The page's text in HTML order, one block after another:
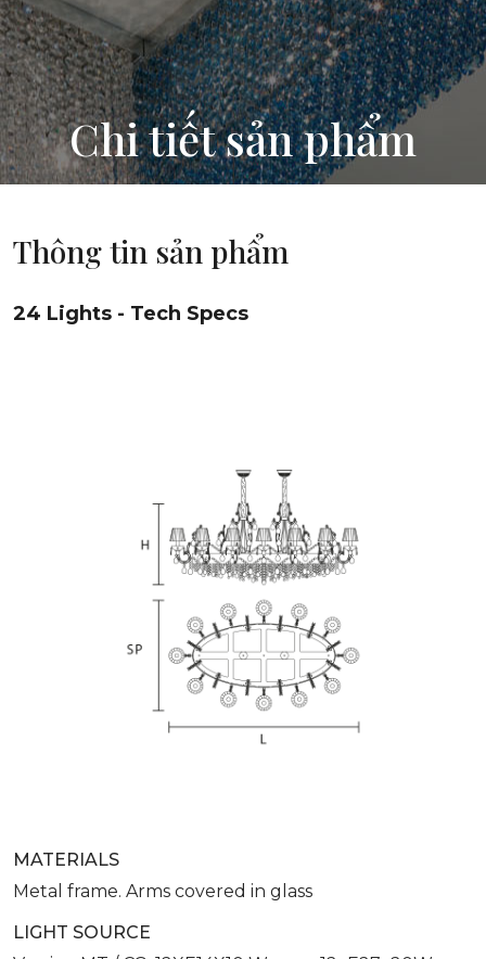
Chi tiết sản phẩm
Thông tin sản phẩm
24 Lights - Tech Specs
MATERIALS
Metal frame. Arms covered in glass
LIGHT SOURCE